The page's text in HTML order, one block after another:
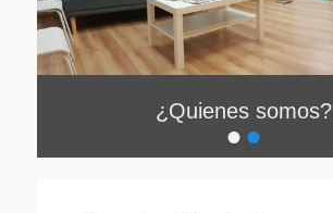
••
¿Quienes somos?
el